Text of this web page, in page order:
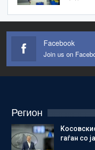
Facebook
Join us on
Регион
гаѓан со